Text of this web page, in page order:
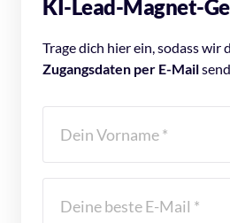
KI-Lead-Magnet-
Zugangsdaten per E-Mail